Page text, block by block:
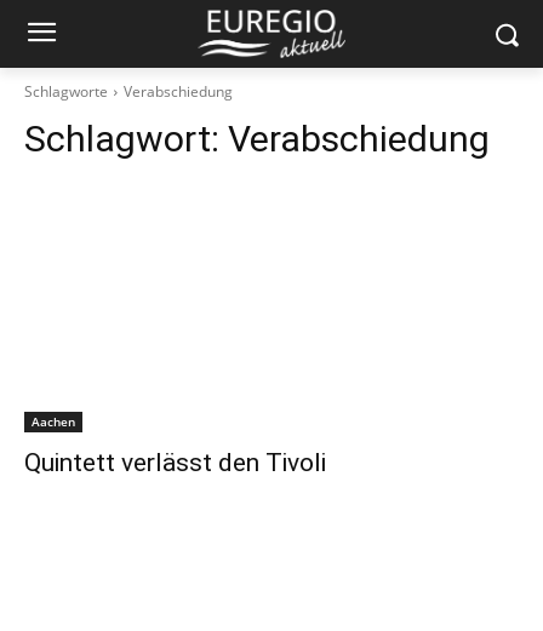
Schlagworte Verabschiedung
Schlagwort: Verabschiedung
Aachen
Quintett verlässt den Tivoli